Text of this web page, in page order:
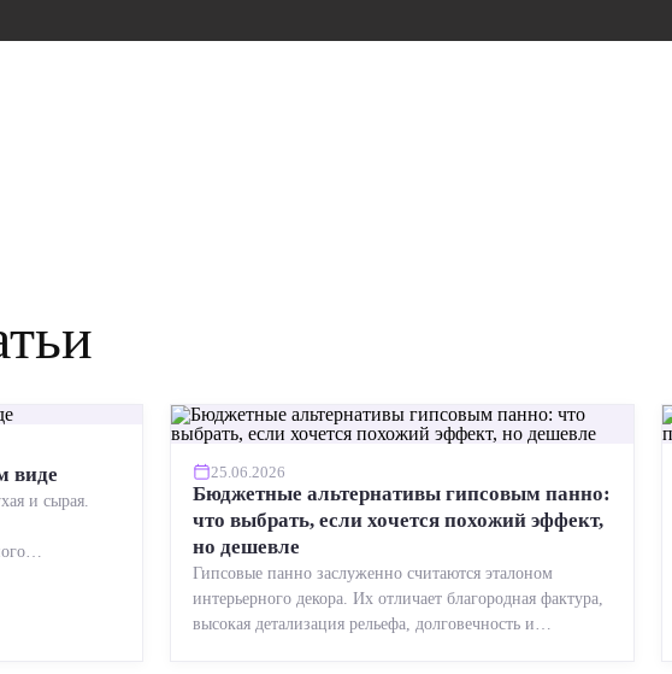
виде
и сырая.
25.06.2026
Бюджетные альтернативы гипсовым панно:
что выбрать, если хочется похожий эффект,
но дешевле
Гипсовые панно заслуженно считаются эталоном
интерьерного декора. Их отличает благородная фактура,
высокая детализация рельефа, долговечность и